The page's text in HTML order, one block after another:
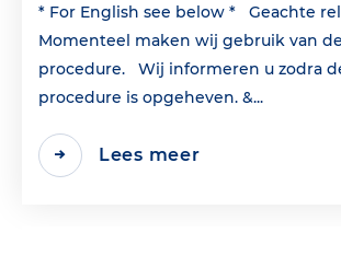
* For English see below * Geachte
Momenteel maken wij gebruik van
procedure. Wij informeren u zodra
procedure is opgeheven. &...
Lees meer